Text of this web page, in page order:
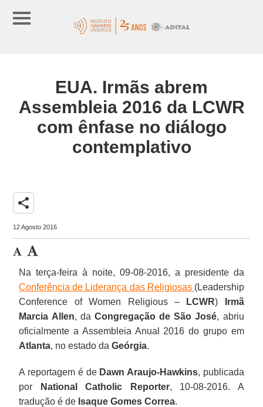
EUA. Irmãs abrem
Assembleia 2016 da LCWR
com ênfase no diálogo
contemplativo
share
12 Agosto 2016
Na terça-feira à noite, 09-08-2016, a presidente da
Conferência de Liderança das Religiosas (Leadership
Conference of Women Religious –
LCWR)
Irmã
Marcia Allen, da Congregação de São José, abriu
oficialmente a Assembleia Anual 2016 do grupo em
Atlanta, no estado daGeórgia.
A reportagem é de Dawn Araujo-Hawkins, publicada
por
National Catholic Reporter, 10-08-2016. A
tradução é de Isaque Gomes Correa.